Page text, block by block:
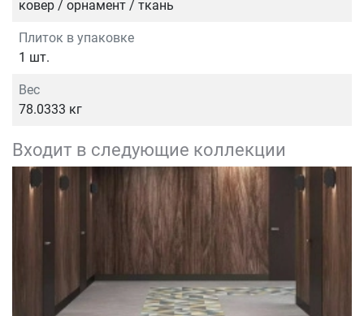
ковер / орнамент / ткань
Плиток в упаковке
1 шт.
Вес
78.0333 кг
Входит в следующие коллекции